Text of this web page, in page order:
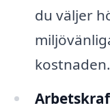
du väljer
kostnaden.